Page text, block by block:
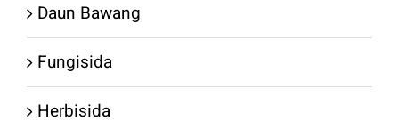
Daun Bawang
Fungisida
Herbisida